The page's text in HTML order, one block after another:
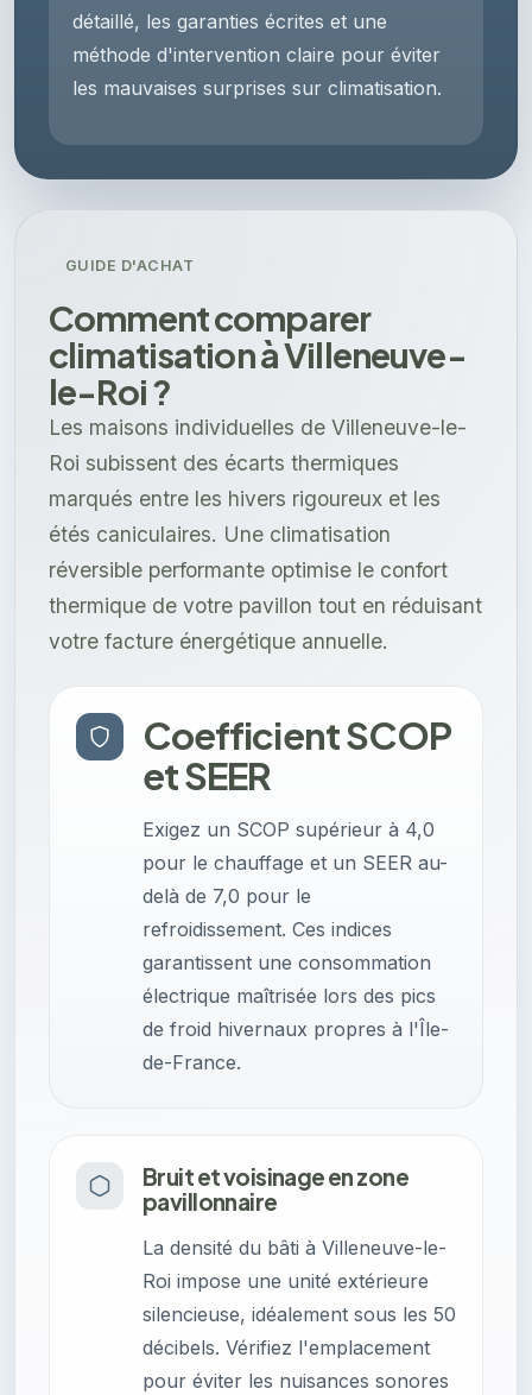
détaillé, les garanties écrites et une
méthode d'intervention claire pour éviter
les mauvaises surprises sur climatisation.
GUIDE D'ACHAT
Comment comparer
climatisation à Villeneuve-
le-Roi ?
Les maisons individuelles de Villeneuve-le-
Roi subissent des écarts thermiques
marqués entre les hivers rigoureux et les
étés caniculaires. Une climatisation
réversible performante optimise le confort
thermique de votre pavillon tout en réduisant
votre facture énergétique annuelle.
Coefficient SCOP
et SEER
Exigez un SCOP supérieur à 4,0
pour le chauffage et un SEER au-
delà de 7,0 pour le
refroidissement. Ces indices
garantissent une consommation
électrique maîtrisée lors des pics
de froid hivernaux propres à l'Île-
de-France.
Bruit et voisinage en zone
pavillonnaire
La densité du bâti à Villeneuve-le-
Roi impose une unité extérieure
silencieuse, idéalement sous les 50
décibels. Vérifiez l'emplacement
pour éviter les nuisances sonores